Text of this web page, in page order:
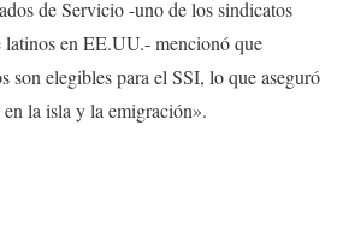
de Servicio -uno de los sindicatos
latinos en EE.UU.- mencionó que
son elegibles para el SSI, lo que aseguró
la isla y la emigración».